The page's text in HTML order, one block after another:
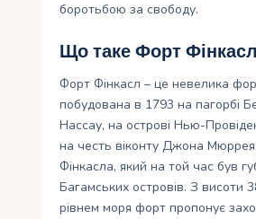
боротьбою за свободу.
Що таке Форт
Форт Фінкасл – це невелика
побудована в 1793 на пагорбі
Нассау, на острові Нью-
на честь віконту Джона
Фінкасла, який на той час був
Багамських островів. З висоти
рівнем моря форт пропонує